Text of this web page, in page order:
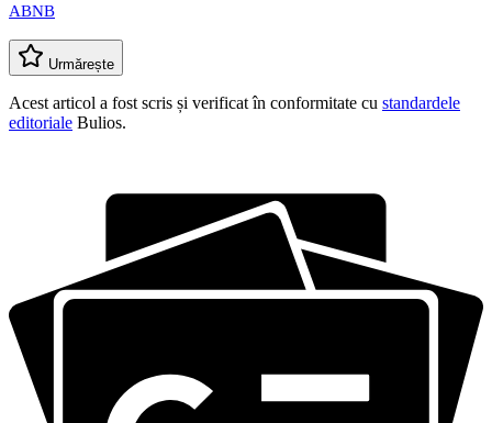
ABNB
Urmărește
Acest articol a fost scris și verificat în conformitate cu standardele
editoriale Bulios.